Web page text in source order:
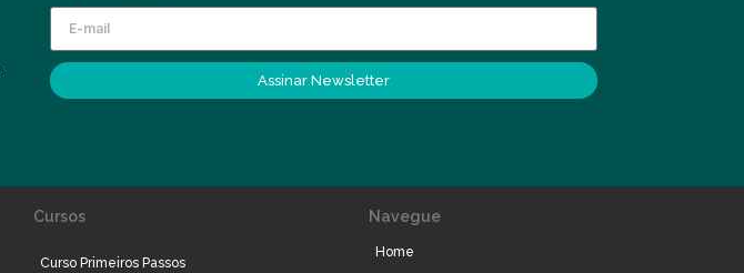
Assinar Newsletter
Cursos
Curso Primeiros Passos
Navegue
Home